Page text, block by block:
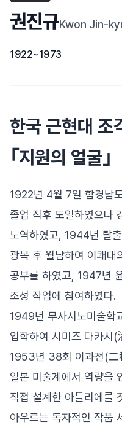
권진규Kwon Jin-
1922~1973
한국 근현대 조
｢지원의 얼굴｣
1922년 4월 7일 함경남
졸업 직후 도일하였으나
노역하였고, 1944년 탈
광복 후 월남하여 이쾌대
공부를 하였고, 1947년
조성 작업에 참여하였다.
1949년 무사시노미술
입학하여 시미즈 다카시
1953년 38회 이과전(二
일본 미술계에서 역량을
직접 설계한 아틀리에를
아우르는 독자적인 작품